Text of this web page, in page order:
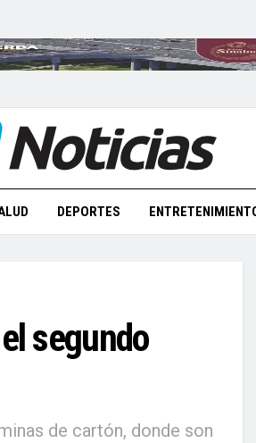
DEPORTES
segundo
de cartón, donde son